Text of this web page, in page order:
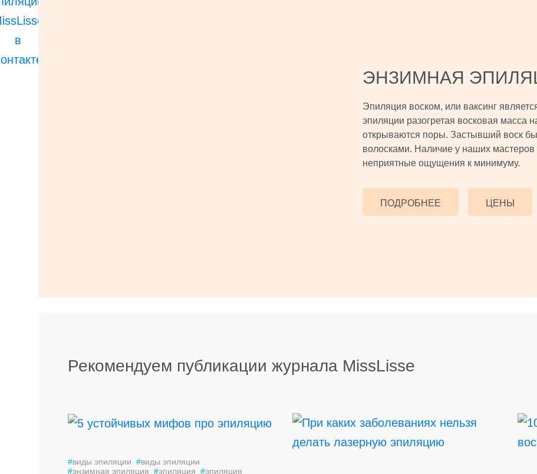
ЭНЗИМНАЯ
Эпиляция воском, или ваксинг
эпиляции разогретая восковая масса
открываются поры. Застывший воск
волосками. Наличие у наших мастеров
неприятные ощущения к минимуму.
ПОДРОБНЕЕ ЦЕНЫ
Рекомендуем публикации журнала MissLisse
#виды эпиляции #виды эпиляции
#энзимная эпиляция #эпиляция #эпиляция